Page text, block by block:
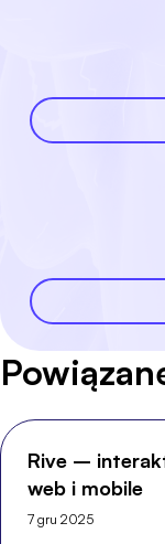
Rive –
web i mobile
7 gru 2025